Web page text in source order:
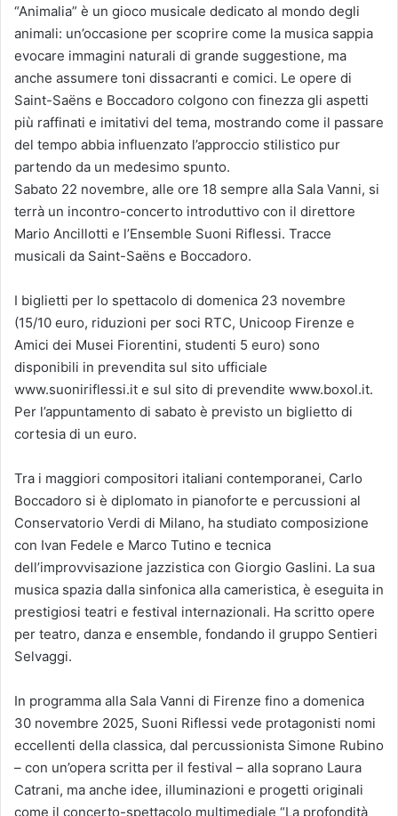
“Animalia” è un gioco musicale dedicato al mondo degli
animali: un’occasione per scoprire come la musica sappia
evocare immagini naturali di grande suggestione, ma
anche assumere toni dissacranti e comici. Le opere di
Saint-Saëns e Boccadoro colgono con finezza gli aspetti
più raffinati e imitativi del tema, mostrando come il passare
del tempo abbia influenzato l’approccio stilistico pur
partendo da un medesimo spunto.
Sabato 22 novembre, alle ore 18 sempre alla Sala Vanni, si
terrà un incontro-concerto introduttivo con il direttore
Mario Ancillotti e l’Ensemble Suoni Riflessi. Tracce
musicali da Saint-Saëns e Boccadoro.
I biglietti per lo spettacolo di domenica 23 novembre
(15/10 euro, riduzioni per soci RTC, Unicoop Firenze e
Amici dei Musei Fiorentini, studenti 5 euro) sono
disponibili in prevendita sul sito ufficiale
www.suoniriflessi.it e sul sito di prevendite www.boxol.it.
Per l’appuntamento di sabato è previsto un biglietto di
cortesia di un euro.
Tra i maggiori compositori italiani contemporanei, Carlo
Boccadoro si è diplomato in pianoforte e percussioni al
Conservatorio Verdi di Milano, ha studiato composizione
con Ivan Fedele e Marco Tutino e tecnica
dell’improvvisazione jazzistica con Giorgio Gaslini. La sua
musica spazia dalla sinfonica alla cameristica, è eseguita in
prestigiosi teatri e festival internazionali. Ha scritto opere
per teatro, danza e ensemble, fondando il gruppo Sentieri
Selvaggi.
In programma alla Sala Vanni di Firenze fino a domenica
30 novembre 2025, Suoni Riflessi vede protagonisti nomi
eccellenti della classica, dal percussionista Simone Rubino
– con un’opera scritta per il festival – alla soprano Laura
Catrani, ma anche idee, illuminazioni e progetti originali
come il concerto-spettacolo multimediale “La profondità